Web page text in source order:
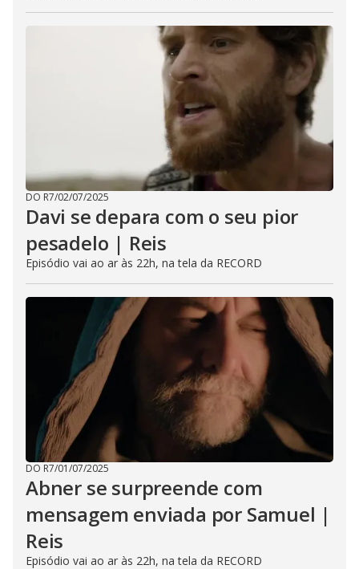
DO R7/02/07/2025
Davi se depara com o seu pior
pesadelo | Reis
Episódio vai ao ar às 22h, na tela da RECORD
DO R7/01/07/2025
Abner se surpreende com
mensagem enviada por Samuel |
Reis
Episódio vai ao ar às 22h, na tela da RECORD